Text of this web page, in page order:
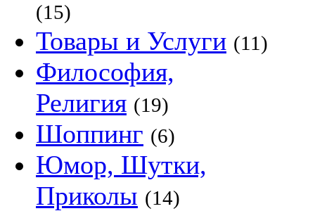
(15)
Товары и Услуги (11)
Философия,
Религия (19)
Шоппинг (6)
Юмор, Шутки,
Приколы (14)